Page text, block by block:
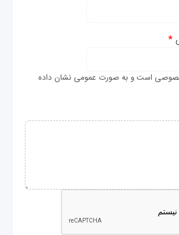
*
است و به صورت عمومی نشان داده